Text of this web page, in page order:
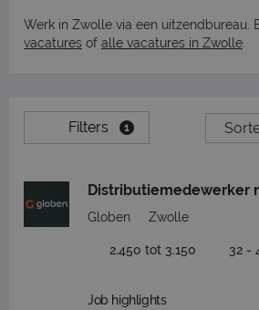
Werk in Zwolle via een uitzendbureau.
vacatures of alle vacatures in Zwolle
Filters 1
Distributiemedewerker
Globen Zwolle
2.450 tot 3.150 32 -
Job highlights